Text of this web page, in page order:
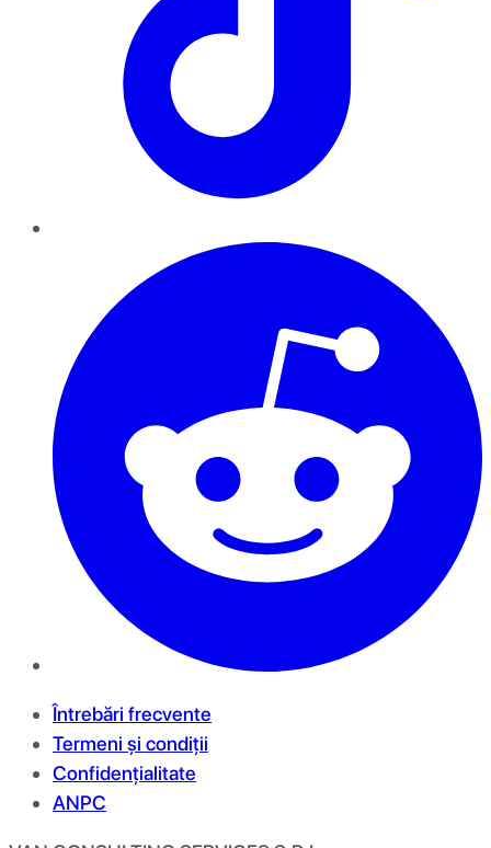
Întrebări frecvente
Termeni și condiții
Confidențialitate
ANPC